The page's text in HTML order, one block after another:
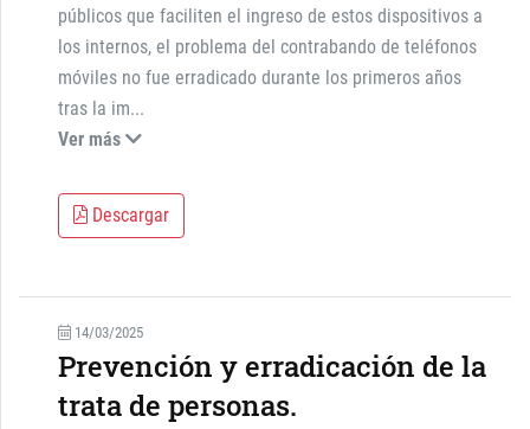
públicos que faciliten el ingreso de estos dispositivos a
los internos, el problema del contrabando de teléfonos
móviles no fue erradicado durante los primeros años
tras la im...
Ver más
Descargar
14/03/2025
Prevención y erradicación de la
trata de personas.